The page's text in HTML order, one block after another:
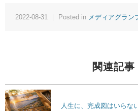
2022-08-31 ｜ Posted in メディアグラン
関連記事
人生に、完成図はいらない